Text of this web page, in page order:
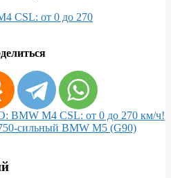
CSL: от 0 до 270
BMW M4 CSL: от 0 до 270 км/ч!
сильный BMW M5 (G90)